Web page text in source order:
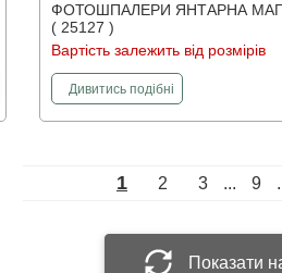
ФОТОШПАЛЕРИ ЯНТАРНА
( 25127 )
Вартість залежить від розмірів
Дивитисьфотошпалери
подібніЯнтарна магнолія
1 2 3 ... 9
Показати